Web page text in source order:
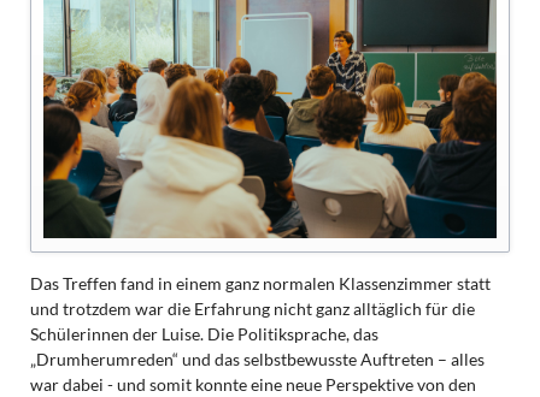
Das Treffen fand in einem ganz normalen Klassenzimmer statt
und trotzdem war die Erfahrung nicht ganz alltäglich für die
Schülerinnen der Luise. Die Politiksprache, das
„Drumherumreden“ und das selbstbewusste Auftreten – alles
war dabei - und somit konnte eine neue Perspektive von den